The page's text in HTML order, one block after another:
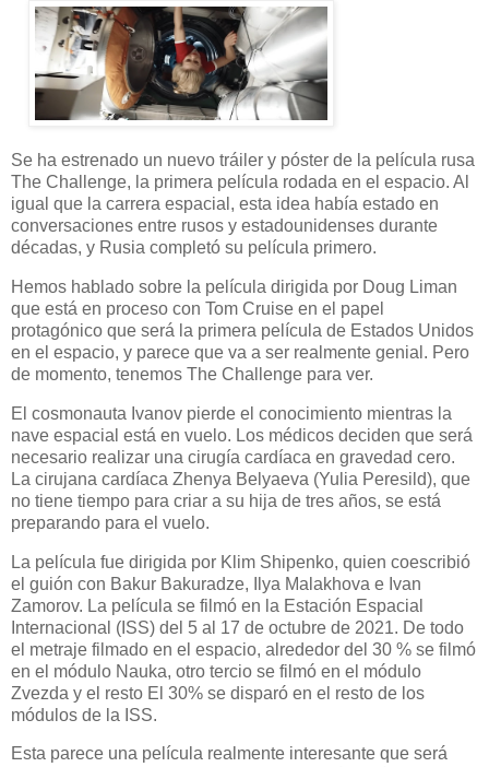
Se ha estrenado un nuevo tráiler y póster de la película rusa
The Challenge, la primera película rodada en el espacio. Al
igual que la carrera espacial, esta idea había estado en
conversaciones entre rusos y estadounidenses durante
décadas, y Rusia completó su película primero.
Hemos hablado sobre la película dirigida por Doug Liman
que está en proceso con Tom Cruise en el papel
protagónico que será la primera película de Estados Unidos
en el espacio, y parece que va a ser realmente genial. Pero
de momento, tenemos The Challenge para ver.
El cosmonauta Ivanov pierde el conocimiento mientras la
nave espacial está en vuelo. Los médicos deciden que será
necesario realizar una cirugía cardíaca en gravedad cero.
La cirujana cardíaca Zhenya Belyaeva (Yulia Peresild), que
no tiene tiempo para criar a su hija de tres años, se está
preparando para el vuelo.
La película fue dirigida por Klim Shipenko, quien coescribió
el guión con Bakur Bakuradze, Ilya Malakhova e Ivan
Zamorov. La película se filmó en la Estación Espacial
Internacional (ISS) del 5 al 17 de octubre de 2021. De todo
el metraje filmado en el espacio, alrededor del 30 % se filmó
en el módulo Nauka, otro tercio se filmó en el módulo
Zvezda y el resto El 30% se disparó en el resto de los
módulos de la ISS.
Esta parece una película realmente interesante que será